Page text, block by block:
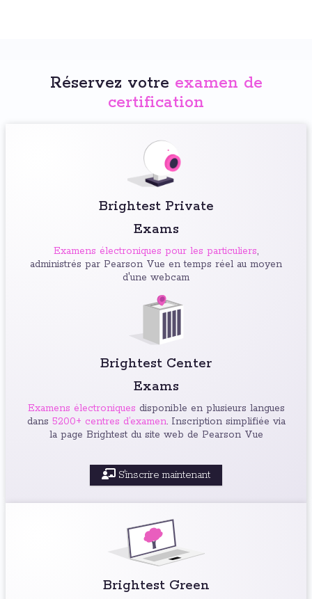
Réservez votre examen de
certification
Brightest Private
Exams
Examens électroniques pour les particuliers,
administrés par Pearson Vue en temps réel au moyen
d'une webcam
Brightest Center
Exams
Examens électroniques disponible en plusieurs langues
dans 5200+ centres d’examen. Inscription simplifiée via
la page Brightest du site web de Pearson Vue
S'inscrire maintenant
Brightest Green